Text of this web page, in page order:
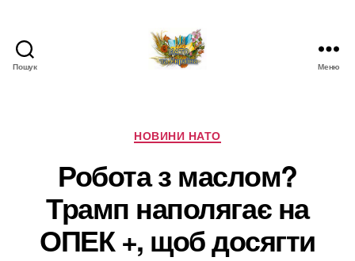
Пошук
Новини
про
НАТО
в
Україні
Меню
Категорії
НОВИНИ НАТО
Робота з маслом?
Трамп наполягає на
ОПЕК +, щоб досягти